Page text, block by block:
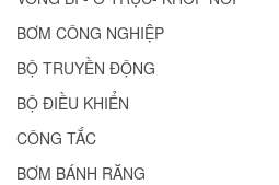
BƠM CÔNG NGHIỆP
BỘ TRUYỀN ĐỘNG
BỘ ĐIỀU KHIỂN
CÔNG TẮC
BƠM BÁNH RĂNG